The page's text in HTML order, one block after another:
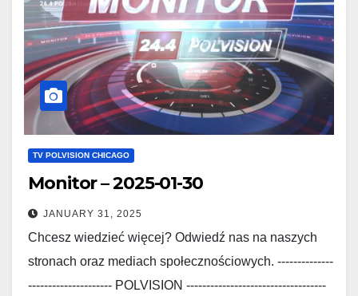
TV POLVISION CHICAGO
Monitor – 2025-01-30
JANUARY 31, 2025
Chcesz wiedzieć więcej? Odwiedź nas na naszych
stronach oraz mediach społecznościowych. --------------
--------------------- POLVISION -----------------------------------